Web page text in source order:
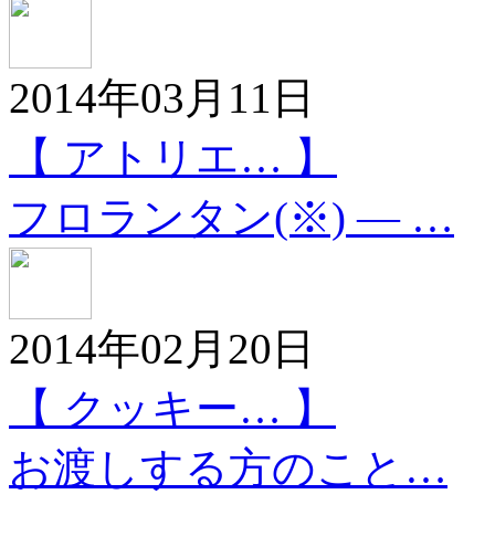
2014年03月11日
【 アトリエ… 】
フロランタン(※) ― …
2014年02月20日
【 クッキー… 】
お渡しする方のこと…